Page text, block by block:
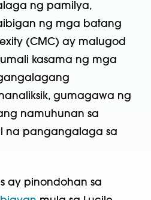
ng pamilya,
ng mga batang
(CMC) ay malugod
kasama ng mga
gumagawa ng
namuhunan sa
na pangangalaga sa
ay pinondohan sa